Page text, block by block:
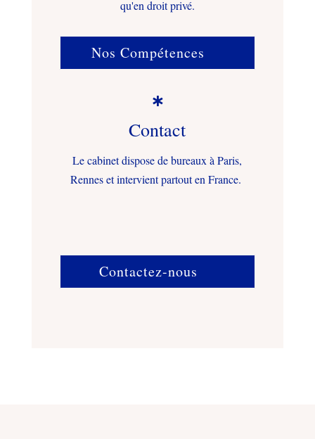
qu'en droit privé.
Nos Compétences

Contact
Le cabinet dispose de bureaux à Paris,
Rennes et intervient partout en France.
Contactez-nous